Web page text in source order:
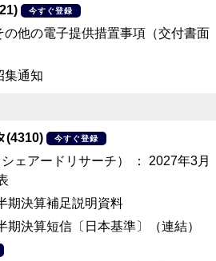
今すぐ登録
他の電子提供措置事項（交付書面
集通知
(4310) 今すぐ登録
ェアードリサーチ） ： 2027年3月
期決算補足説明資料
期決算短信〔日本基準〕（連結）